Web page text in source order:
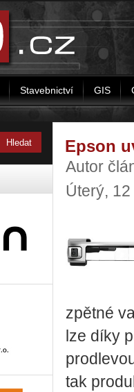
Stavebnictví GIS
Epson
Autor
Úterý,
zpětné
lze díky
tak